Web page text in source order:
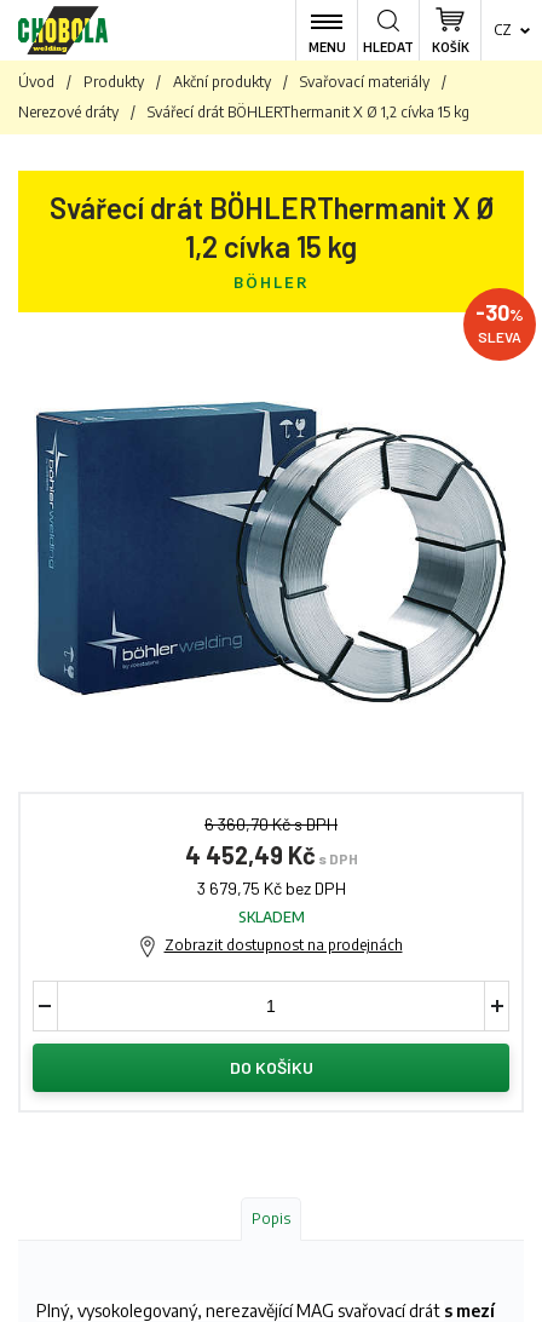
MENU KOŠÍK
CZ
HLEDAT
Úvod / Produkty / Akční produkty / Svařovací materiály
/
Nerezové dráty
/ Svářecí drát BÖHLERThermanit X Ø 1,2 cívka 15 kg
Svářecí drát BÖHLERThermanit X Ø
1,2 cívka 15 kg
BÖHLER
-30%
SLEVA
6 360,70 Kč s DPH
4 452,49 Kč s DPH
3 679,75 Kč bez DPH
SKLADEM
Zobrazit dostupnost na prodejnách
DO KOŠÍKU
Popis
Plný, vysokolegovaný, nerezavějící MAG svařovací drát s mezí